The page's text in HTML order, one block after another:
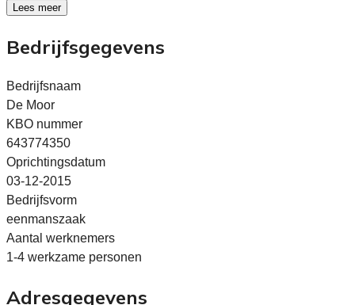
Lees meer
Bedrijfsgegevens
Bedrijfsnaam
De Moor
KBO nummer
643774350
Oprichtingsdatum
03-12-2015
Bedrijfsvorm
eenmanszaak
Aantal werknemers
1-4 werkzame personen
Adresgegevens